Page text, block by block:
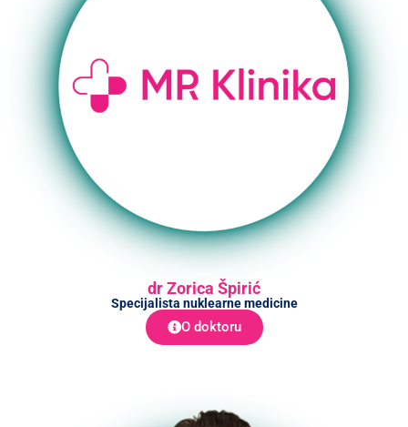
dr Zorica Špirić
Specijalista nuklearne medicine
O doktoru